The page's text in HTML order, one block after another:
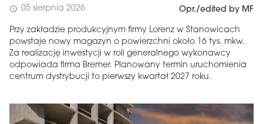
schedule 05 sierpnia 2026 Opr./edited by MF
Przy zakładzie produkcyjnym firmy Lorenz w Stanowicach
powstaje nowy magazyn o powierzchni około 16 tys. mkw.
Za realizację inwestycji w roli generalnego wykonawcy
odpowiada firma Bremer. Planowany termin uruchomienia
centrum dystrybucji to pierwszy kwartał 2027 roku.